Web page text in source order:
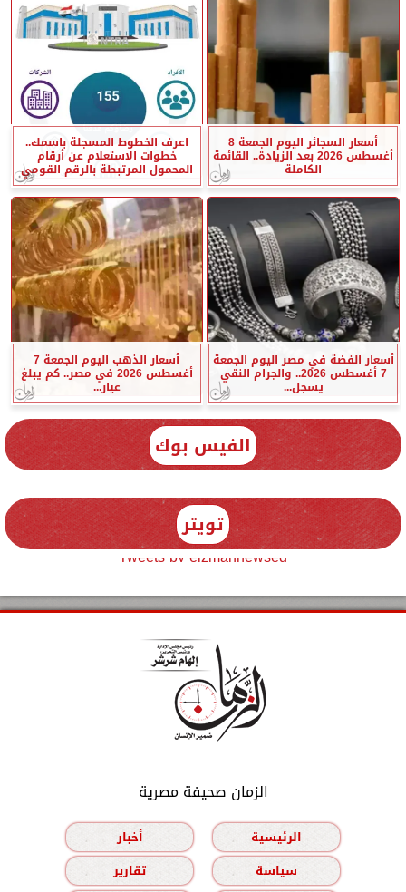
أسعار السجائر اليوم الجمعة 8
أغسطس 2026 بعد الزيادة.. القائمة
الكاملة
اعرف الخطوط المسجلة باسمك..
خطوات الاستعلام عن أرقام
المحمول المرتبطة بالرقم القومي
أسعار الفضة في مصر اليوم الجمعة
7 أغسطس 2026.. والجرام النقي
يسجل...
أسعار الذهب اليوم الجمعة 7
أغسطس 2026 في مصر.. كم يبلغ
عيار...
الفيس بوك
تويتر
Tweets by elzmannewseg
الزمان صحيفة مصرية
الرئيسية
أخبار
سياسة
تقارير